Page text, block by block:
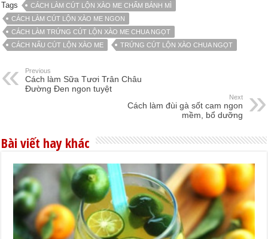
Tags
CÁCH LÀM CÚT LỘN XÀO ME CHẤM BÁNH MÌ
CÁCH LÀM CÚT LỘN XÀO ME NGON
CÁCH LÀM TRỨNG CÚT LỘN XÀO ME CHUA NGỌT
CÁCH NẤU CÚT LỘN XÀO ME
TRỨNG CÚT LỘN XÀO CHUA NGỌT
Previous
Cách làm Sữa Tươi Trân Châu
Đường Đen ngon tuyệt
Next
Cách làm đùi gà sốt cam ngon
mềm, bổ dưỡng
Bài viết hay khác